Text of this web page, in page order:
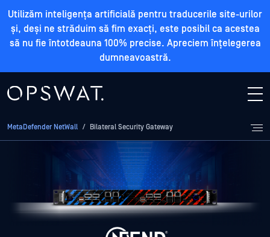
Utilizăm inteligența artificială pentru traducerile site-urilor
și, deși ne străduim să fim exacți, este posibil ca acestea
să nu fie întotdeauna 100% precise. Apreciem înțelegerea
dumneavoastră.
MetaDefender NetWall / Bilateral Security Gateway